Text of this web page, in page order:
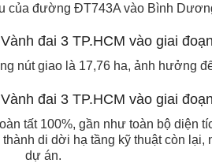
của đường ĐT743A vào Bình
nút giao là 17,76 ha, ảnh hưởng
tất 100%, gần như toàn bộ diện
di dời hạ tầng kỹ thuật còn lại,
dự án.